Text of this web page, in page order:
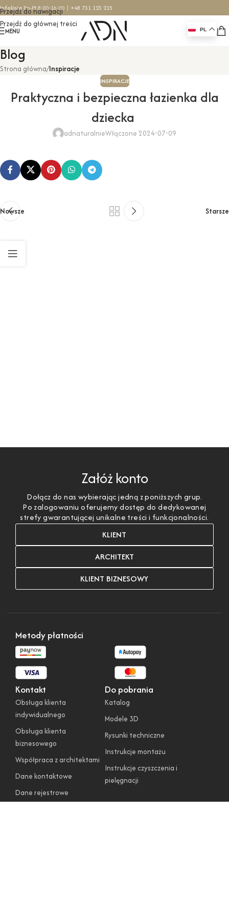
Przejdź do nawigacji
Przejdź do głównej treści
Infolinia Pn-Pt 8:00-16:00 | +48 731 123 215
MENU PL
Blog
Strona główna/Inspiracje
INSPIRACJE
Praktyczna i bezpieczna łazienka dla
dziecka
adnaturalnieWłączone 2024-07-09
Nowsze Starsze
Załóż konto
Dołącz do nas wybierając jedną z poniższych grup.
Po zalogowaniu oferujemy dostęp do dedykowanej
strefy gwarantującej unikalne treści i funkcjonalności.
KLIENT
ARCHITEKT
KLIENT BIZNESOWY
Firma
Kontakt
Obsługa klienta
indywidualnego
Obsługa klienta
biznesowego
Współpraca z architektami
Dane kontaktowe
Dane rejestrowe
Do pobrania
Katalog
Modele 3D
Rysunki techniczne
Instrukcje montażu
Instrukcje czyszczenia i
pielęgnacji
Metody płatności